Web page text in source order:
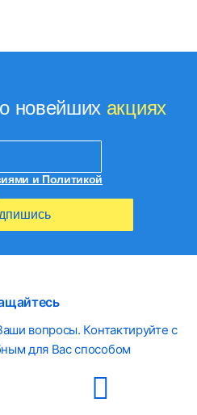
новейших акциях
и Политикой
вопросы. Контактируйте с
для Вас способом